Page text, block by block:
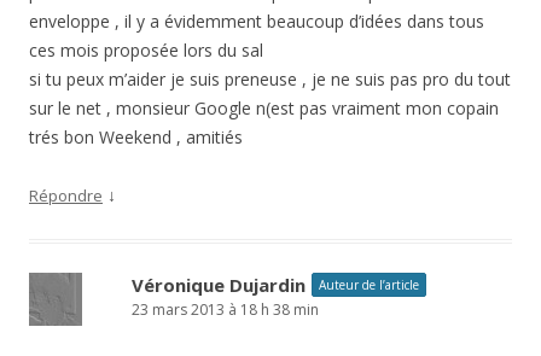
enveloppe , il y a évidemment beaucoup d’idées dans tous
ces mois proposée lors du sal
si tu peux m’aider je suis preneuse , je ne suis pas pro du tout
sur le net , monsieur Google n(est pas vraiment mon copain
trés bon Weekend , amitiés
Répondre ↓
Véronique Dujardin Auteur de l’article
23 mars 2013 à 18 h 38 min